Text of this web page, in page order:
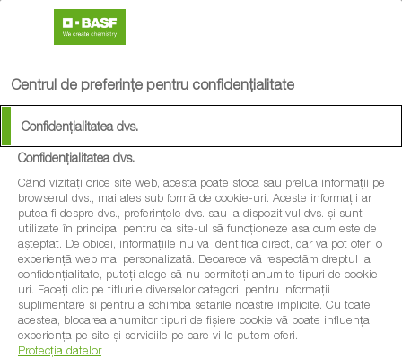
Centrul de preferințe pentru confidențialitate
Confidențialitatea dvs.
Confidențialitatea dvs.
Când vizitați orice site web, acesta poate stoca sau prelua informații pe
browserul dvs., mai ales sub formă de cookie-uri. Aceste informații ar
putea fi despre dvs., preferințele dvs. sau la dispozitivul dvs. și sunt
utilizate în principal pentru ca site-ul să funcționeze așa cum este de
așteptat. De obicei, informațiile nu vă identifică direct, dar vă pot oferi o
experiență web mai personalizată. Deoarece vă respectăm dreptul la
confidențialitate, puteți alege să nu permiteți anumite tipuri de cookie-
uri. Faceți clic pe titlurile diverselor categorii pentru informații
suplimentare și pentru a schimba setările noastre implicite. Cu toate
acestea, blocarea anumitor tipuri de fișiere cookie vă poate influența
experiența pe site și serviciile pe care vi le putem oferi.
Protecția datelor